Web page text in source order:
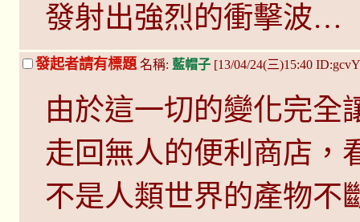
發射出強烈的衝擊波…
發起者請有標題 名稱: 藍帽子 [13/04/24(三)15:40
由於這一切的變化完全
走回無人的便利商店，
不是人類世界的產物不